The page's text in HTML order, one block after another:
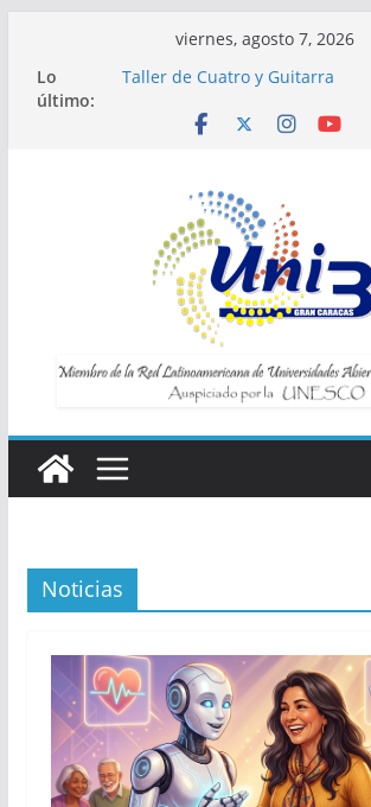
contenido
viernes, agosto 7, 2026
Lo
último:
Taller de Cuatro y Guitarra
Inscripciones para Talleres UNI3
bienestar
Noticias